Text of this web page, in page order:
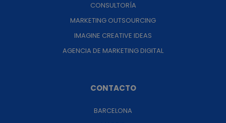
CONSULTORÍA
MARKETING OUTSOURCING
IMAGINE CREATIVE IDEAS
AGENCIA DE MARKETING DIGITAL
CONTACTO
BARCELONA